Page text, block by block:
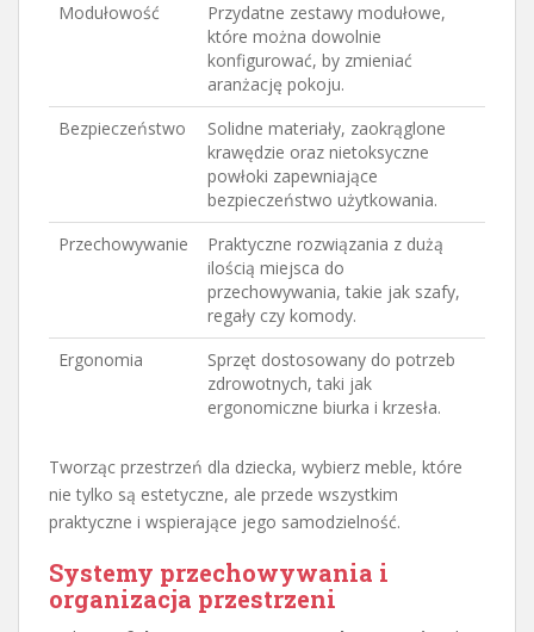
Modułowość
Przydatne zestawy modułowe,
które można dowolnie
konfigurować, by zmieniać
aranżację pokoju.
Bezpieczeństwo
Solidne materiały, zaokrąglone
krawędzie oraz nietoksyczne
powłoki zapewniające
bezpieczeństwo użytkowania.
Przechowywanie
Praktyczne rozwiązania z dużą
ilością miejsca do
przechowywania, takie jak szafy,
regały czy komody.
Ergonomia
Sprzęt dostosowany do potrzeb
zdrowotnych, taki jak
ergonomiczne biurka i krzesła.
Tworząc przestrzeń dla dziecka, wybierz meble, które
nie tylko są estetyczne, ale przede wszystkim
praktyczne i wspierające jego samodzielność.
Systemy przechowywania i
organizacja przestrzeni